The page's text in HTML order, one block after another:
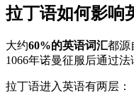
拉丁语如何影响
大约60%的英语词汇都源
1066年诺曼征服后通过法
拉丁语进入英语有两层：